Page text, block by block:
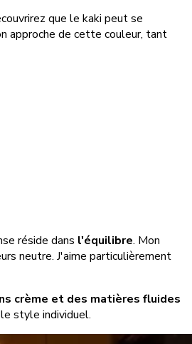
que le kaki peut se
approche de cette couleur, tant
réside dans l'équilibre. Mon
neutre. J'aime particulièrement
crème et des matières fluides
style individuel.